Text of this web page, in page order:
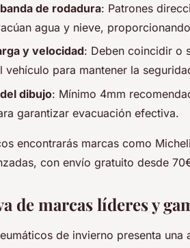
de rodadura: Patrones
agua y nieve,
y velocidad: Deben coincidir o
vehículo para mantener la
dibujo: Mínimo 4mm
garantizar evacuación efectiva.
encontrarás marcas como
con envío gratuito desde
de marcas líderes y
de invierno presenta